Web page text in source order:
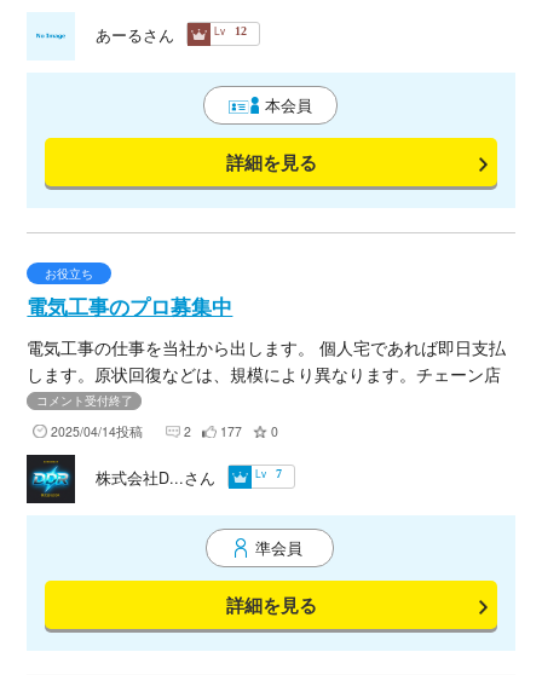
本会員
詳細を見る
あーるさん Lv 12
お役立ち
電気工事のプロ募集中
電気工事の仕事を当社から出します。 個人宅であれば即日支払
します。原状回復などは、規模により異なります。チェーン店
などは、部材供給は、こちらで致します。（場合によりま
す。）登録制度です。この募集は、首都圏となります。 是非、
この機会にご応募ください。電気工事も多岐に渡り行っていま
すので、全ての現場回りにくい状態です。宜しくお願いしま
す。
コメント受付終了
2025/04/14投稿 2 177 0
準会員
詳細を見る
株式会社D...さん Lv 7